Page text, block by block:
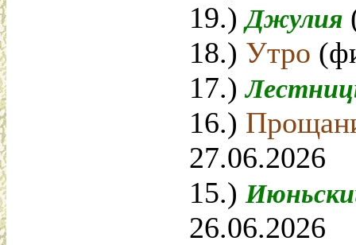
19.)Джулия
18.) Утро
17.)
16.)
27.06.2026
15.)
26.06.2026